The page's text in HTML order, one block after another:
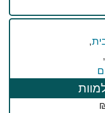
,
,